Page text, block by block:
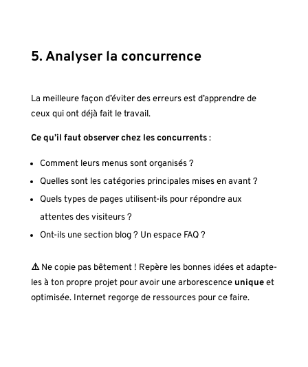
5. Analyser la concurrence
La meilleure façon d’éviter des erreurs est d’apprendre de
ceux qui ont déjà fait le travail.
Ce qu’il faut observer chez les concurrents:
Comment leurs menus sont organisés ?
Quelles sont les catégories principales mises en avant ?
Quels types de pages utilisent-ils pour répondre aux
attentes des visiteurs ?
Ont-ils une section blog ? Un espace FAQ ?
⚠️Ne copie pas bêtement ! Repère les bonnes idées et adapte-
les à ton propre projet pour avoir une arborescence uniqueet
optimisée. Internet regorge de ressources pour ce faire.